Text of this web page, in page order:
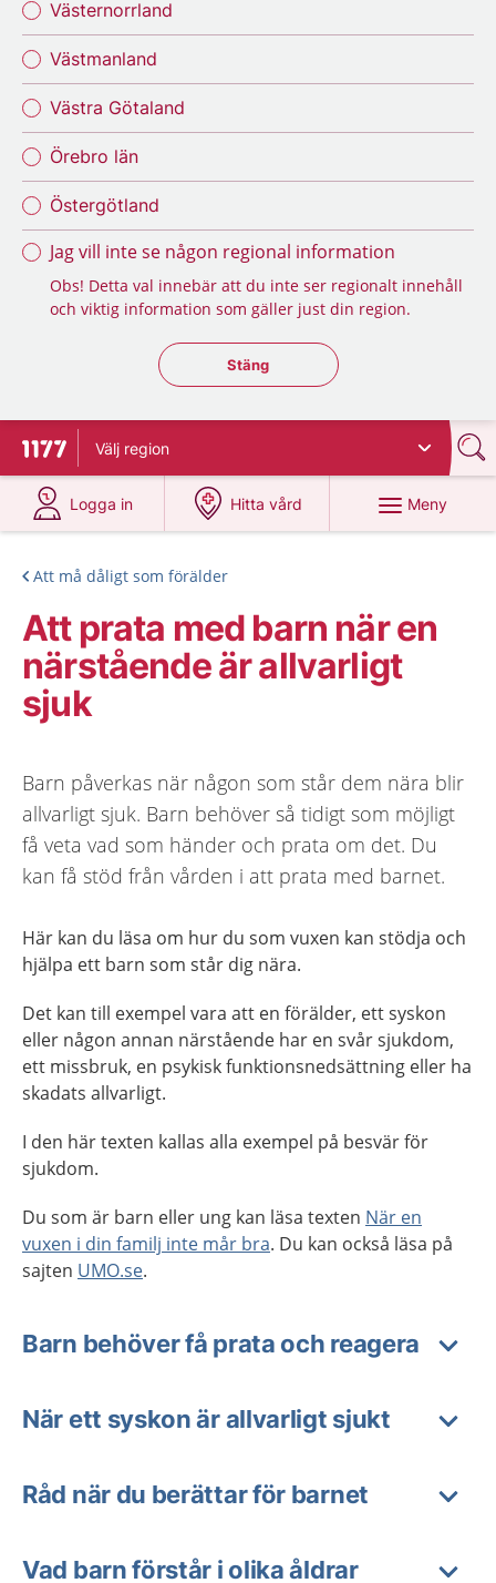
Västernorrland
Västmanland
Västra Götaland
Örebro län
Östergötland
Jag vill inte se någon regional information
Obs! Detta val innebär att du inte ser regionalt innehåll
och viktig information som gäller just din region.
Stäng regionsväljaren
Stäng
Till startsidan för 1177
Välj region
Logga in
på 1177.se
Hitta vård
på 1177.se
Meny
Att må dåligt som förälder
Att prata med barn när en
närstående är allvarligt
sjuk
Barn påverkas när någon som står dem nära blir
allvarligt sjuk. Barn behöver så tidigt som möjligt
få veta vad som händer och prata om det. Du
kan få stöd från vården i att prata med barnet.
Här kan du läsa om hur du som vuxen kan stödja och
hjälpa ett barn som står dig nära.
Det kan till exempel vara att en förälder, ett syskon
eller någon annan närstående har en svår sjukdom,
ett missbruk, en psykisk funktionsnedsättning eller ha
skadats allvarligt.
I den här texten kallas alla exempel på besvär för
sjukdom.
Du som är barn eller ung kan läsa texten När en
vuxen i din familj inte mår bra. Du kan också läsa på
sajten UMO.se.
Barn behöver få prata och reagera
När ett syskon är allvarligt sjukt
Råd när du berättar för barnet
Vad barn förstår i olika åldrar